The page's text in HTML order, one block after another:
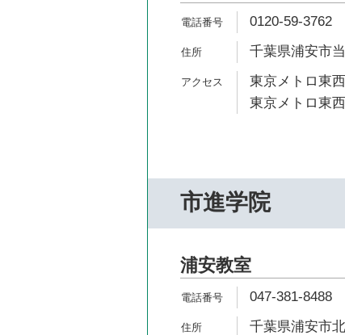
0120-59-3762
千葉県浦安市
東京メトロ東
東京メトロ東
市進学院
浦安教室
047-381-8488
千葉県浦安市